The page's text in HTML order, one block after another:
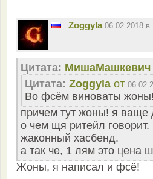
Zoggyla 06.02.2018
Цитата: MишаМашкевич
Цитата: Zoggyla от
Во фсём виноваты жоны!
причем тут жоны! я ваще
о чем щя ритейл говорит.
жаконный хасбенд.
а так че, 1 лям это цена
Жоны, я написал и фсё!